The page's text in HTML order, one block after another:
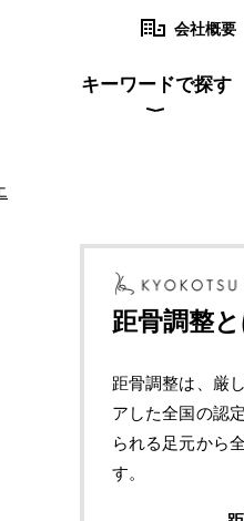
会社概要
キーワードで探す
距骨調整と
距骨調整は、厳
アした全国の認
られる足元から
す。